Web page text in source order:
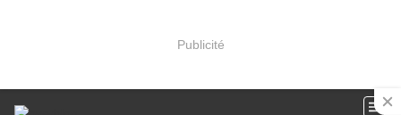
Publicité